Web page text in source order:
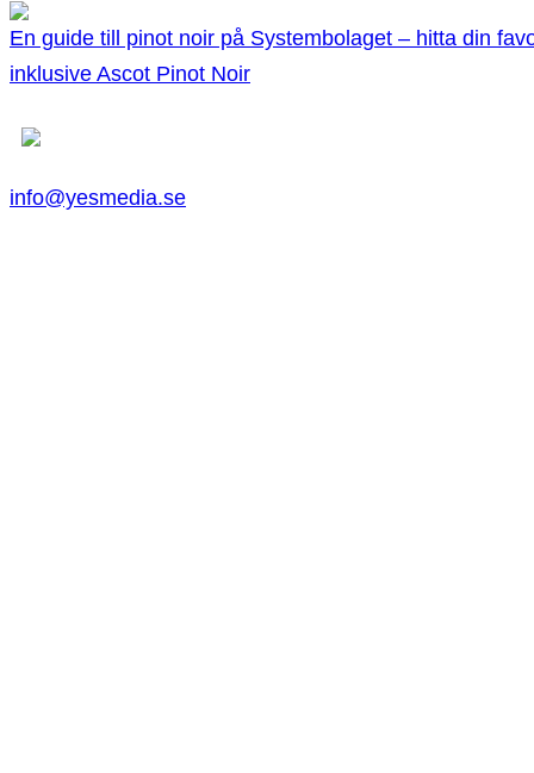
En guide till pinot noir på Systembolaget – hitta din
inklusive Ascot Pinot Noir
info@yesmedia.se